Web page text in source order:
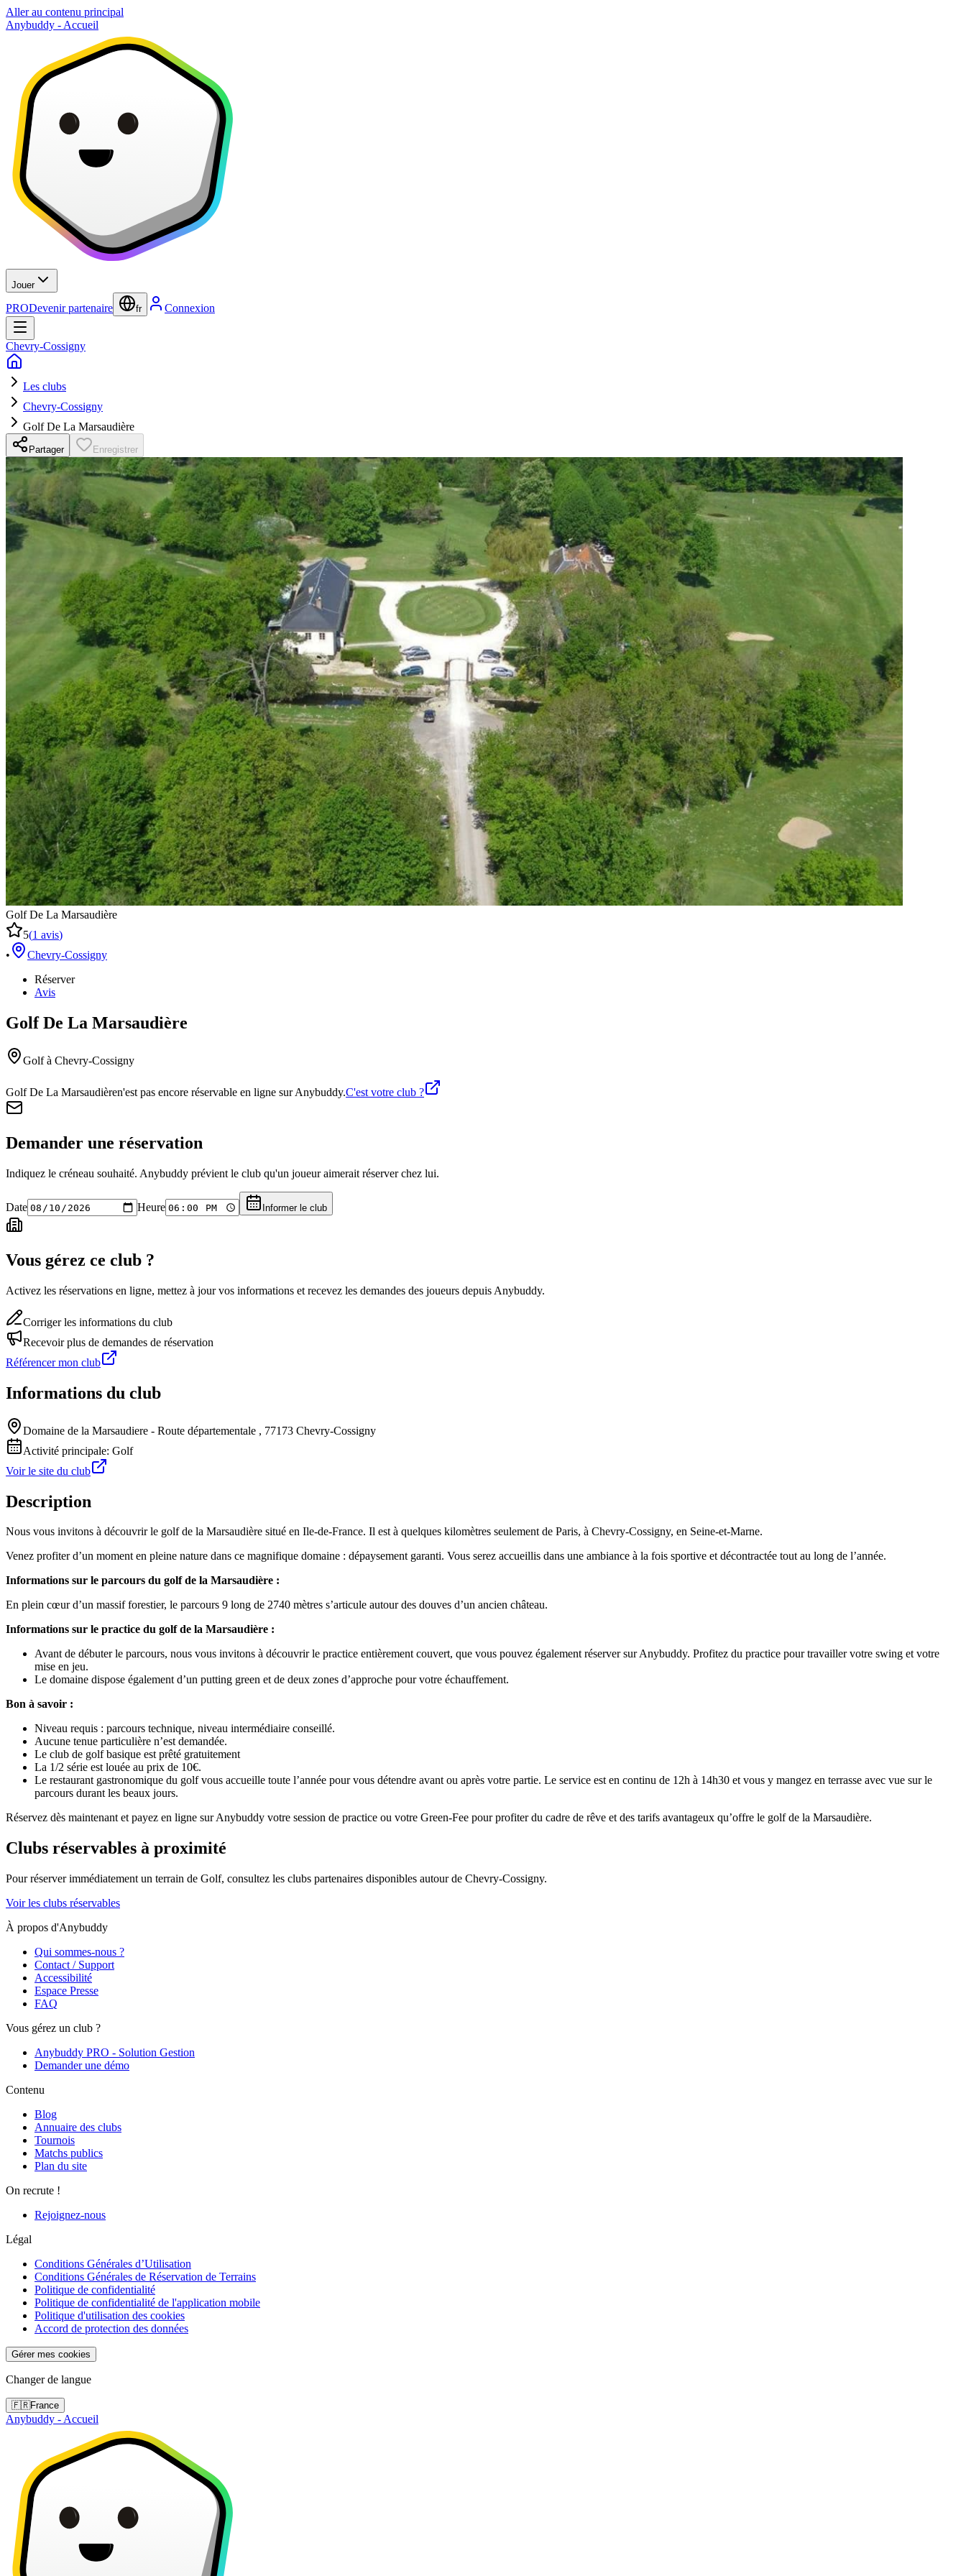
Aller au contenu principal
Anybuddy - Accueil
Jouer
PRODevenir partenaire fr Connexion
Chevry-Cossigny
Les clubs
Chevry-Cossigny
Golf De La Marsaudière
Partager Enregistrer
Golf De La Marsaudière
5(1 avis)
•
Chevry-Cossigny
Réserver
Avis
Golf De La Marsaudière
Golfà Chevry-Cossigny
Golf De La Marsaudièren'est pas encore réservable en ligne sur Anybuddy.C'est votre club ?
Demander une réservation
Indiquez le créneau souhaité. Anybuddy prévient le club qu'un joueur aimerait réserver chez lui.
Date Heure Informer le club
Vous gérez ce club ?
Activez les réservations en ligne, mettez à jour vos informations et recevez les demandes des joueurs depuis Anybuddy.
Corriger les informations du club
Recevoir plus de demandes de réservation
Référencer mon club
Informations du club
Domaine de la Marsaudiere - ​Route départementale , 77173 Chevry-Cossigny
Activité principale: Golf
Voir le site du club
Description
Nous vous invitons à découvrir le golf de la Marsaudière situé en Ile-de-France. Il est à quelques kilomètres seulement de Paris, à Chevry-Cossigny, en Seine-et-Marne.
Venez profiter d’un moment en pleine nature dans ce magnifique domaine : dépaysement garanti. Vous serez accueillis dans une ambiance à la fois sportive et décontractée tout au long de l’année.
Informations sur le parcours du golf de la Marsaudière :
En plein cœur d’un massif forestier, le parcours 9 long de 2740 mètres s’articule autour des douves d’un ancien château.
Informations sur le practice du golf de la Marsaudière :
Avant de débuter le parcours, nous vous invitons à découvrir le practice entièrement couvert, que vous pouvez également réserver sur Anybuddy. Profitez du practice pour travailler votre swing et votre
mise en jeu.
Le domaine dispose également d’un putting green et de deux zones d’approche pour votre échauffement.
Bon à savoir :
Niveau requis : parcours technique, niveau intermédiaire conseillé.
Aucune tenue particulière n’est demandée.
Le club de golf basique est prêté gratuitement
La 1/2 série est louée au prix de 10€.
Le restaurant gastronomique du golf vous accueille toute l’année pour vous détendre avant ou après votre partie. Le service est en continu de 12h à 14h30 et vous y mangez en terrasse avec vue sur le
parcours durant les beaux jours.
Réservez dès maintenant et payez en ligne sur Anybuddy votre session de practice ou votre Green-Fee pour profiter du cadre de rêve et des tarifs avantageux qu’offre le golf de la Marsaudière.
Clubs réservables à proximité
Pour réserver immédiatement un terrain de Golf, consultez les clubs partenaires disponibles autour de Chevry-Cossigny.
Voir les clubs réservables
À propos d'Anybuddy
Qui sommes-nous ?
Contact / Support
Accessibilité
Espace Presse
FAQ
Vous gérez un club ?
Anybuddy PRO - Solution Gestion
Demander une démo
Contenu
Blog
Annuaire des clubs
Tournois
Matchs publics
Plan du site
On recrute !
Rejoignez-nous
Légal
Conditions Générales d’Utilisation
Conditions Générales de Réservation de Terrains
Politique de confidentialité
Politique de confidentialité de l'application mobile
Politique d'utilisation des cookies
Accord de protection des données
Gérer mes cookies
Changer de langue
🇫🇷France
Anybuddy - Accueil